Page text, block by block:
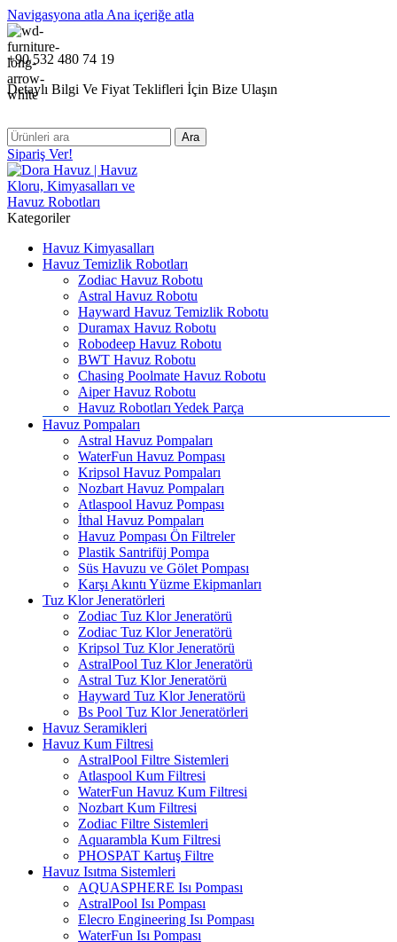
Navigasyona atla Ana içeriğe atla
+90 532 480 74 19
Detaylı Bilgi Ve Fiyat Teklifleri İçin Bize Ulaşın
Ara
Sipariş Ver!
Kategoriler
Havuz Kimyasalları
Havuz Temizlik Robotları
Zodiac Havuz Robotu
Astral Havuz Robotu
Hayward Havuz Temizlik Robotu
Duramax Havuz Robotu
Robodeep Havuz Robotu
BWT Havuz Robotu
Chasing Poolmate Havuz Robotu
Aiper Havuz Robotu
Havuz Robotları Yedek Parça
Havuz Pompaları
Astral Havuz Pompaları
WaterFun Havuz Pompası
Kripsol Havuz Pompaları
Nozbart Havuz Pompaları
Atlaspool Havuz Pompası
İthal Havuz Pompaları
Havuz Pompası Ön Filtreler
Plastik Santrifüj Pompa
Süs Havuzu ve Gölet Pompası
Karşı Akıntı Yüzme Ekipmanları
Tuz Klor Jeneratörleri
Zodiac Tuz Klor Jeneratörü
Zodiac Tuz Klor Jeneratörü
Kripsol Tuz Klor Jeneratörü
AstralPool Tuz Klor Jeneratörü
Astral Tuz Klor Jeneratörü
Hayward Tuz Klor Jeneratörü
Bs Pool Tuz Klor Jeneratörleri
Havuz Seramikleri
Havuz Kum Filtresi
AstralPool Filtre Sistemleri
Atlaspool Kum Filtresi
WaterFun Havuz Kum Filtresi
Nozbart Kum Filtresi
Zodiac Filtre Sistemleri
Aquarambla Kum Filtresi
PHOSPAT Kartuş Filtre
Havuz Isıtma Sistemleri
AQUASPHERE Isı Pompası
AstralPool Isı Pompası
Elecro Engineering Isı Pompası
WaterFun Isı Pompası